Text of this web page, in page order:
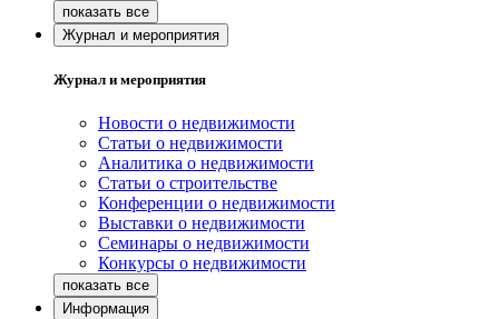
Журнал и мероприятия
Журнал и мероприятия
Новости о недвижимости
Статьи о недвижимости
Аналитика о недвижимости
Статьи о строительстве
Конференции о недвижимости
Выставки о недвижимости
Семинары о недвижимости
Конкурсы о недвижимости
Информация